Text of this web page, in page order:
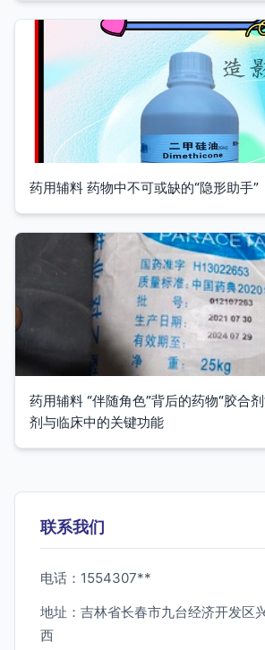
药用辅料 药物中不可或缺的“隐形助手”
药用辅料 “伴随角色”背后的药物“胶合
剂与临床中的关键功能
联系我们
电话：1554307**
地址：吉林省长春市九台经济开发区
西